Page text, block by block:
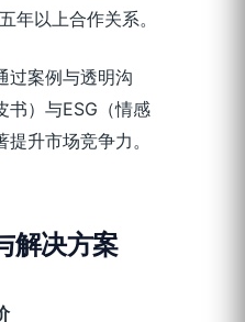
年以上合作关系。
过案例与透明沟
书）与ESG（情感
升市场竞争力。
解决方案